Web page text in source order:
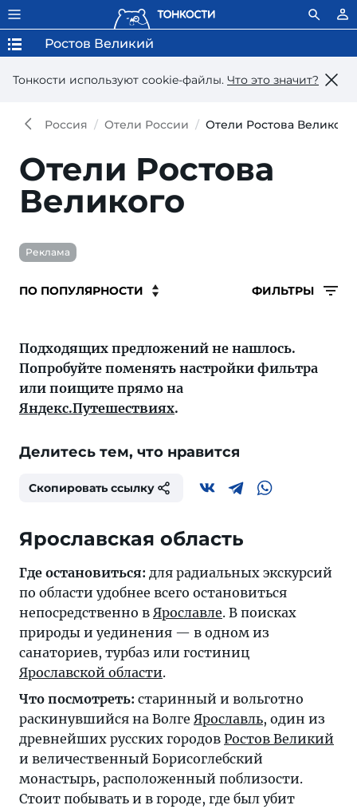
Тонкости используют сookie-файлы. Что это значит?
Ростов Великий
Россия Отели России Отели Ростова Великого
Отели Ростова
Великого
Реклама
ФИЛЬТРЫ
Подходящих предложений не нашлось.
Попробуйте поменять настройки фильтра
или поищите прямо на
Яндекс.Путешествиях.
Делитесь тем, что нравится
Скопировать ссылку
Ярославская область
Где остановиться: для радиальных экскурсий
по области удобнее всего остановиться
непосредственно в Ярославле. В поисках
природы и уединения — в одном из
санаториев, турбаз или гостиниц
Ярославской области.
Что посмотреть: старинный и вольготно
раскинувшийся на Волге Ярославль, один из
древнейших русских городов Ростов Великий
и величественный Борисоглебский
монастырь, расположенный поблизости.
Стоит побывать и в городе, где был убит